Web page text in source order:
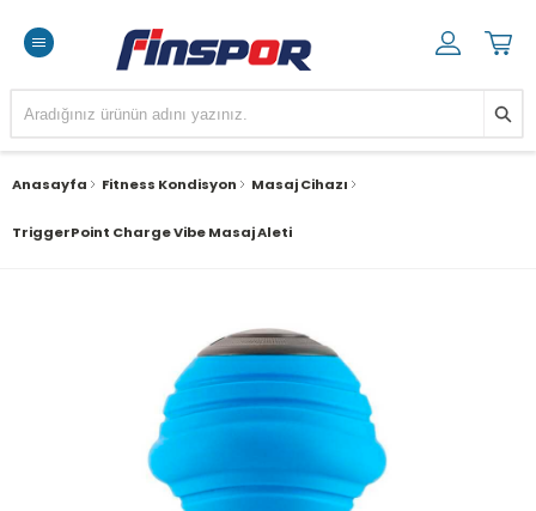
Anasayfa Fitness Kondisyon Masaj Cihazı
TriggerPoint Charge Vibe Masaj Aleti